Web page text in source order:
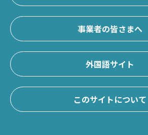
事業者の皆さまへ
外国語サイト
このサイトについて